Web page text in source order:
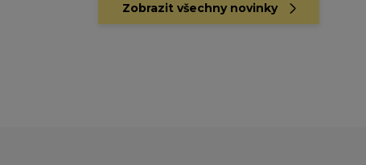
Zobrazit všechny novinky